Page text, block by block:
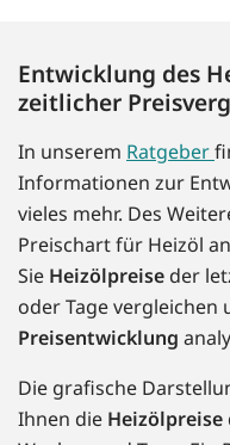
Entwicklung des
zeitlicher
In unserem Ratgeber
Informationen zur
vieles mehr. Des
Preischart für Heizöl
Sie Heizölpreise der
oder Tage vergleichen
Preisentwicklung
Die grafische
Ihnen die Heizölpreise